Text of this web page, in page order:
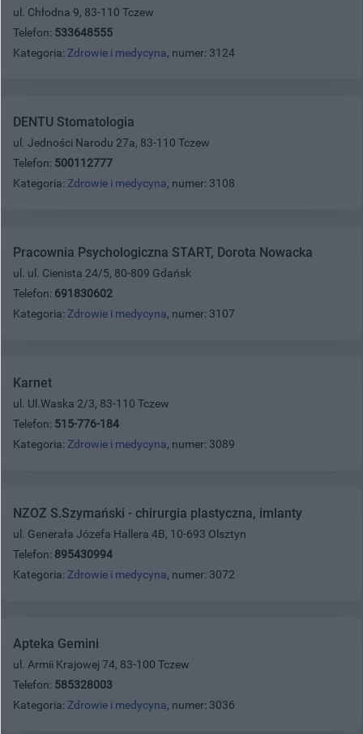
ul. Chłodna 9, 83-110 Tczew
Telefon: 533648555
Kategoria: Zdrowie i medycyna, numer: 3124
DENTU Stomatologia
ul. Jedności Narodu 27a, 83-110 Tczew
Telefon: 500112777
Kategoria: Zdrowie i medycyna, numer: 3108
Pracownia Psychologiczna START, Dorota Nowacka
ul. ul. Cienista 24/5, 80-809 Gdańsk
Telefon: 691830602
Kategoria: Zdrowie i medycyna, numer: 3107
Karnet
ul. Ul.Waska 2/3, 83-110 Tczew
Telefon: 515-776-184
Kategoria: Zdrowie i medycyna, numer: 3089
NZOZ S.Szymański - chirurgia plastyczna, imlanty
ul. Generała Józefa Hallera 4B, 10-693 Olsztyn
Telefon: 895430994
Kategoria: Zdrowie i medycyna, numer: 3072
Apteka Gemini
ul. Armii Krajowej 74, 83-100 Tczew
Telefon: 585328003
Kategoria: Zdrowie i medycyna, numer: 3036